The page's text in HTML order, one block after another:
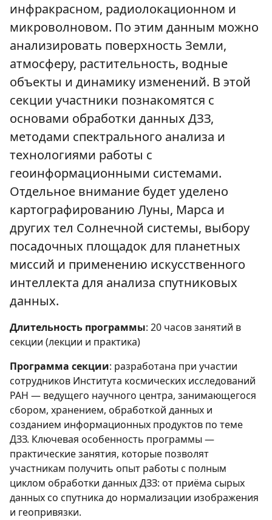
инфракрасном, радиолокационном и
микроволновом. По этим данным можно
анализировать поверхность Земли,
атмосферу, растительность, водные
объекты и динамику изменений. В этой
секции участники познакомятся с
основами обработки данных ДЗЗ,
методами спектрального анализа и
технологиями работы с
геоинформационными системами.
Отдельное внимание будет уделено
картографированию Луны, Марса и
других тел Солнечной системы, выбору
посадочных площадок для планетных
миссий и применению искусственного
интеллекта для анализа спутниковых
данных.
Длительность программы: 20 часов занятий в
секции (лекции и практика)
Программа секции: разработана при участии
сотрудников Института космических исследований
РАН — ведущего научного центра, занимающегося
сбором, хранением, обработкой данных и
созданием информационных продуктов по теме
ДЗЗ. Ключевая особенность программы —
практические занятия, которые позволят
участникам получить опыт работы с полным
циклом обработки данных ДЗЗ: от приёма сырых
данных со спутника до нормализации изображения
и геопривязки.